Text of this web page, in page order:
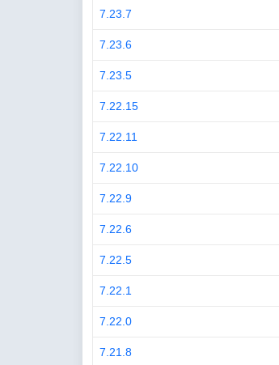
7.23.7
7.23.6
7.23.5
7.22.15
7.22.11
7.22.10
7.22.9
7.22.6
7.22.5
7.22.1
7.22.0
7.21.8